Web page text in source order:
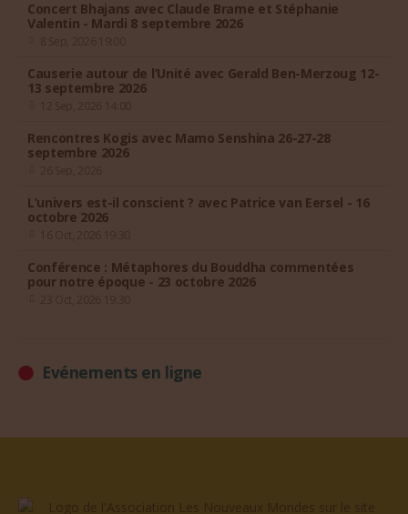
Concert Bhajans avec Claude Brame et Stéphanie
Valentin - Mardi 8 septembre 2026
Causerie autour de l’Unité avec Gerald Ben-Merzoug 12-
13 septembre 2026
Rencontres Kogis avec Mamo Senshina 26-27-28
septembre 2026
L’univers est-il conscient ? avec Patrice van Eersel - 16
octobre 2026
Conférence : Métaphores du Bouddha commentées
pour notre époque - 23 octobre 2026
Evénements en ligne